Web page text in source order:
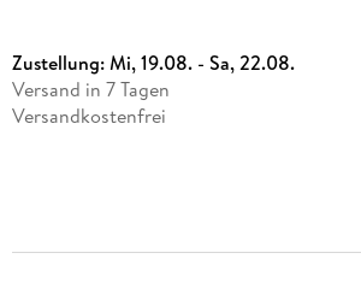
Zustellung:Mi, 19.08. - Sa, 22.08.
Versand in 7 Tagen
Versandkostenfrei